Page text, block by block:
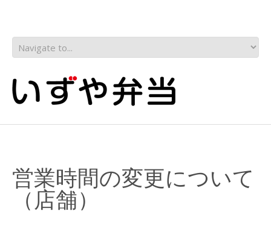
営業時間の変更について
（店舗）